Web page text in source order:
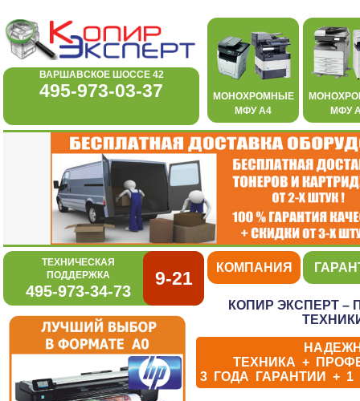
ВАРШАВСКОЕ ШОССЕ 42
495-973-03-37
МОНОХРОМНЫЕ
МФУ А4
МФУ
ТЕХНИЧЕСКАЯ
ПОДДЕРЖКА
495-973-34-73
9-21
КОМПАНИЯ
КОПИР ЭКСПЕРТ
ТЕХНИКИ
ТЕХНИКА +
3 ГОДА ГАРАНТИИ +